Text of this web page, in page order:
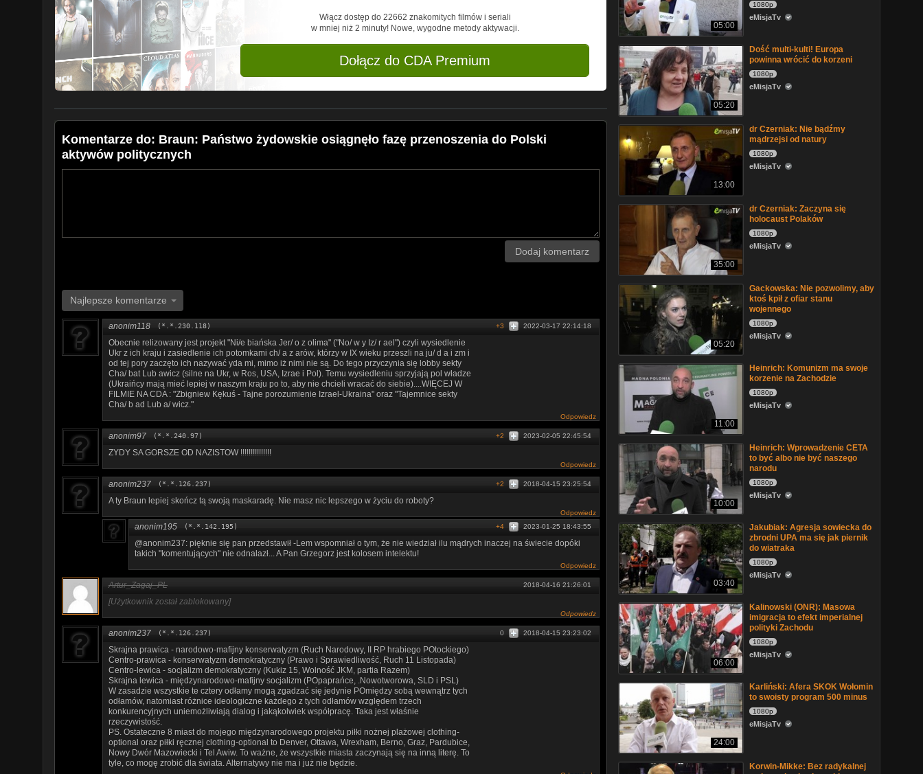
====================
Przypominamy o możliwości wsparcia finansowego naszej stacji.
Darowizny można kierować na konto Stow. Robotników Chrześcijańskich w Łodzi,
Polski Bank Pocztowy: 20 1320 1449 2637 4622 2000 0001
(Tytułem przelewu: eMisjaTv – wsparcie)
lub na nasz PayPal: redakcja@emisja.tv
oraz poprzez portal:
https://patronite.pl/emisjatv
Włącz dostęp do 22662 znakomitych filmów i seriali
w mniej niż 2 minuty! Nowe, wygodne metody aktywacji.
Dołącz do CDA Premium
Komentarze do: Braun: Państwo żydowskie osiągnęło fazę przenoszenia do Polski
aktywów politycznych
Dodaj komentarz
Najlepsze komentarze
anonim118 (*.*.230.118) 2022-03-17 22:14:18
+3
Obecnie relizowany jest projekt "Ni/e biańska Jer/ o z olima" ("No/ w y Iz/ r ael") czyli wysiedlenie
Ukr z ich kraju i zasiedlenie ich potomkami ch/ a z arów, którzy w IX wieku przeszli na ju/ d a i zm i
od tej pory zaczęto ich nazywać yda mi, mimo iż nimi nie są. Do tego przyczynia się lobby sekty
Cha/ bat Lub awicz (silne na Ukr, w Ros, USA, Izrae i Pol). Temu wysiedleniu sprzyjają pol władze
(Ukraińcy mają mieć lepiej w naszym kraju po to, aby nie chcieli wracać do siebie)....WIĘCEJ W
FILMIE NA CDA : "Zbigniew Kękuś - Tajne porozumienie Izrael-Ukraina" oraz "Tajemnice sekty
Cha/ b ad Lub a/ wicz."
Odpowiedz
anonim97 (*.*.240.97) 2023-02-05 22:45:54
+2
ZYDY SA GORSZE OD NAZISTOW !!!!!!!!!!!!!!!
Odpowiedz
anonim237 (*.*.126.237) 2018-04-15 23:25:54
+2
A ty Braun lepiej skończ tą swoją maskaradę. Nie masz nic lepszego w życiu do roboty?
Odpowiedz
anonim195 (*.*.142.195) 2023-01-25 18:43:55
+4
@anonim237: pięknie się pan przedstawił -Lem wspomniał o tym, że nie wiedział ilu mądrych inaczej na świecie dopóki
takich "komentujących" nie odnalazł... A Pan Grzegorz jest kolosem intelektu!
Odpowiedz
Artur_Zagaj_PL 2018-04-16 21:26:01
[Użytkownik został zablokowany]
Odpowiedz
anonim237 (*.*.126.237) 2018-04-15 23:23:02
0
Skrajna prawica - narodowo-mafijny konserwatyzm (Ruch Narodowy, II RP hrabiego POtockiego)
Centro-prawica - konserwatyzm demokratyczny (Prawo i Sprawiedliwość, Ruch 11 Listopada)
Centro-lewica - socjalizm demokratyczny (Kukiz 15, Wolność JKM, partia Razem)
Skrajna lewica - międzynarodowo-mafijny socjalizm (POpaprańce, .Nowotworowa, SLD i PSL)
W zasadzie wszystkie te cztery odłamy mogą zgadzać się jedynie POmiędzy sobą wewnątrz tych
odłamów, natomiast różnice ideologiczne każdego z tych odłamów względem trzech
konkurencyjnych uniemożliwiają dialog i jakąkolwiek współpracę. Taka jest właśnie
rzeczywistość.
PS. Ostateczne 8 miast do mojego międzynarodowego projektu piłki nożnej plażowej clothing-
optional oraz piłki ręcznej clothing-optional to Denver, Ottawa, Wrexham, Berno, Graz, Pardubice,
Nowy Dwór Mazowiecki i Tel Awiw. To ważne, że wszystkie miasta zaczynają się na inną literę. To
tyle, co mogę zrobić dla świata. Alternatywy nie ma i już nie będzie.
05:00
1080p
eMisjaTv
05:20
Dość multi-kulti! Europa
powinna wrócić do korzeni
1080p
eMisjaTv
13:00
dr Czerniak: Nie bądźmy
mądrzejsi od natury
1080p
eMisjaTv
35:00
dr Czerniak: Zaczyna się
holocaust Polaków
1080p
eMisjaTv
05:20
Gackowska: Nie pozwolimy, aby
ktoś kpił z ofiar stanu
wojennego
1080p
eMisjaTv
11:00
Heinrich: Komunizm ma swoje
korzenie na Zachodzie
1080p
eMisjaTv
10:00
Heinrich: Wprowadzenie CETA
to być albo nie być naszego
narodu
1080p
eMisjaTv
03:40
Jakubiak: Agresja sowiecka do
zbrodni UPA ma się jak piernik
do wiatraka
1080p
eMisjaTv
06:00
Kalinowski (ONR): Masowa
imigracja to efekt imperialnej
polityki Zachodu
1080p
eMisjaTv
24:00
Karliński: Afera SKOK Wołomin
to swoisty program 500 minus
1080p
eMisjaTv
Korwin-Mikke: Bez radykalnej